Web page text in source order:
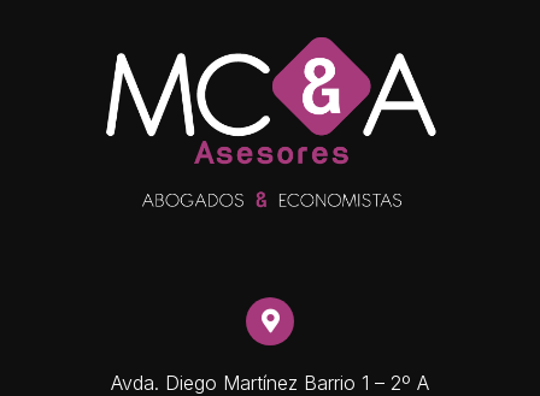
Avda. Diego Martínez Barrio 1 – 2º A